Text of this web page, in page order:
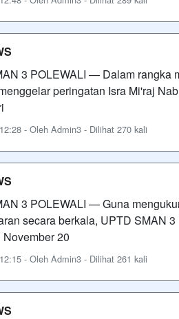
3 POLEWALI — Dalam rangka
peringatan Isra Mi'raj
- Oleh Admin3 - Dilihat 270 kali
3 POLEWALI — Guna
secara berkala, UPTD SMAN
November 20
- Oleh Admin3 - Dilihat 261 kali